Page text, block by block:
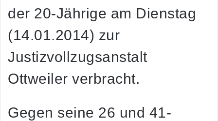
der 20-Jährige am Dienstag
(14.01.2014) zur
Justizvollzugsanstalt
Ottweiler verbracht.
Gegen seine 26 und 41-